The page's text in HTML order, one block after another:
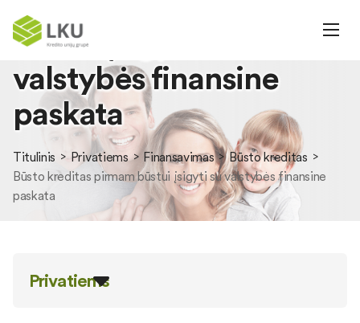
būstui įsigyti su
valstybės finansine
paskata
Titulinis Privatiems Finansavimas
Būsto kreditas
Būsto kreditas pirmam būstui įsigyti su valstybės finansine
paskata
Privatiems